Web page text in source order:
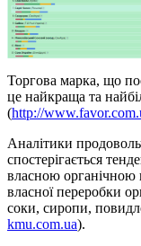
Торгова марка, що
це найкраща та
(http://
Аналітики
спостерігається
власною органічною
власної переробки
соки, сиропи,
kmu.com.ua).